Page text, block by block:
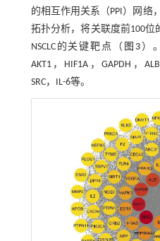
的相互作用关系（PPI）网络
拓扑分析，将关联度前100
NSCLC的关键靶点（ 图3 ）
AKT1，HIF1A，GAPDH，
SRC，IL-6等。